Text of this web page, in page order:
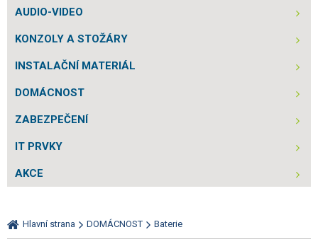
AUDIO-VIDEO
KONZOLY A STOŽÁRY
INSTALAČNÍ MATERIÁL
DOMÁCNOST
ZABEZPEČENÍ
IT PRVKY
AKCE
Hlavní strana DOMÁCNOST Baterie